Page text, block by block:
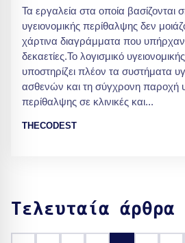
Τα εργαλεία στα οποία βασίζονται
υγειονομικής περίθαλψης δεν
χάρτινα διαγράμματα που
δεκαετίες.Το λογισμικό
υποστηρίζει πλέον τα συστήματα
ασθενών και τη σύγχρονη παροχή
περίθαλψης σε κλινικές και...
THECODEST
Τελευταία άρθρα